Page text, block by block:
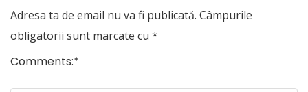
Adresa ta de email nu va fi publicată. Câmpurile
obligatorii sunt marcate cu *
Comments:*